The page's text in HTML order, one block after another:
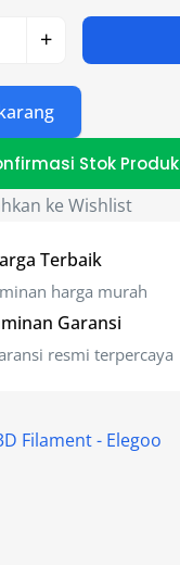
+
Stok Produk
ke Wishlist
Terbaik
harga murah
Garansi
resmi terpercaya
Filament - Elegoo